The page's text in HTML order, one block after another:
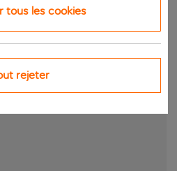
tous les cookies
rejeter